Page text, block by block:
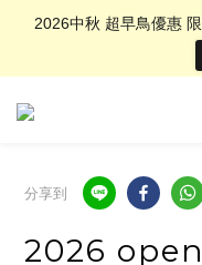
分享到
2026 open
2026中秋 超早鳥優惠